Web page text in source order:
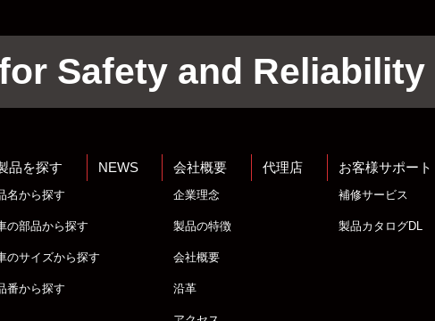
Safety and Reliability
品を探す
名から探す
の部品から探す
のサイズから探す
番から探す
NEWS 会社概要
企業理念
製品の特徴
会社概要
沿革
代理店 お客様サポート
補修サービス
製品カタログDL